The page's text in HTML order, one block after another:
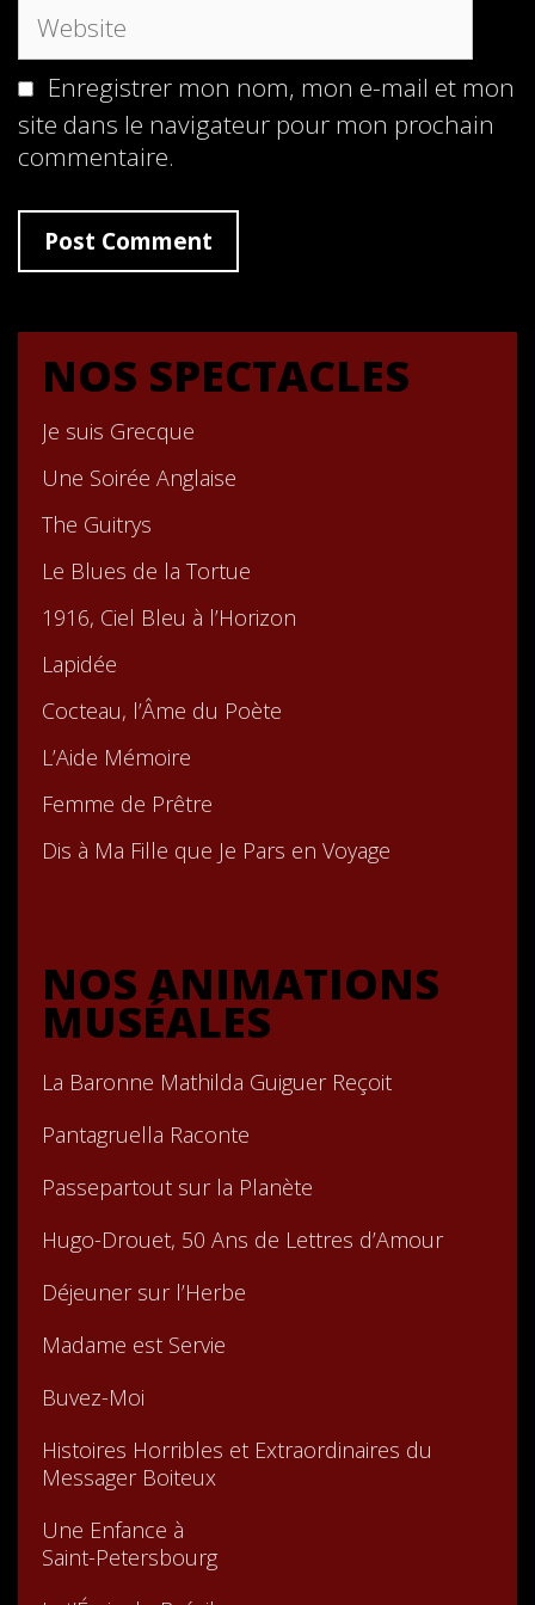
Enregistrer mon nom, mon e-mail et mon
site dans le navigateur pour mon prochain
commentaire.
NOS SPECTACLES
Je suis Grecque
Une Soirée Anglaise
The Guitrys
Le Blues de la Tortue
1916, Ciel Bleu à l’Horizon
Lapidée
Cocteau, l’Âme du Poète
L’Aide Mémoire
Femme de Prêtre
Dis à Ma Fille que Je Pars en Voyage
NOS ANIMATIONS
MUSÉALES
La Baronne Mathilda Guiguer Reçoit
Pantagruella Raconte
Passepartout sur la Planète
Hugo-Drouet, 50 Ans de Lettres d’Amour
Déjeuner sur l’Herbe
Madame est Servie
Buvez-Moi
Histoires Horribles et Extraordinaires du
Messager Boiteux
Une Enfance à
Saint-Petersbourg